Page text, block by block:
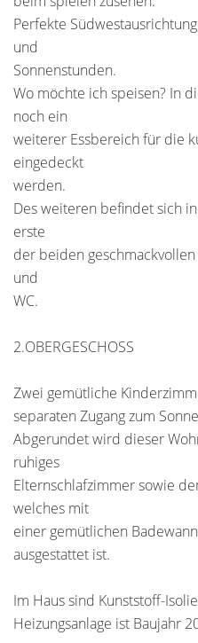
Perfekte
und
Sonnenstunden.
Wo möchte ich speisen? In
noch ein
weiterer Essbereich für die
eingedeckt
werden.
Des weiteren befindet sich
erste
der beiden
und
WC.
2.OBERGESCHOSS
Zwei gemütliche
separaten Zugang zum
Abgerundet wird dieser
ruhiges
Elternschlafzimmer sowie
welches mit
einer gemütlichen
ausgestattet ist.
Im Haus sind Kunststoff-
Heizungsanlage ist Baujahr